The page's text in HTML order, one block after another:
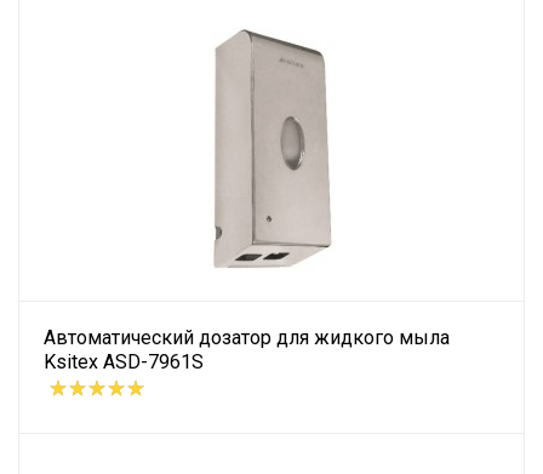
Автоматический дозатор для жидкого мыла
Ksitex ASD-7961S